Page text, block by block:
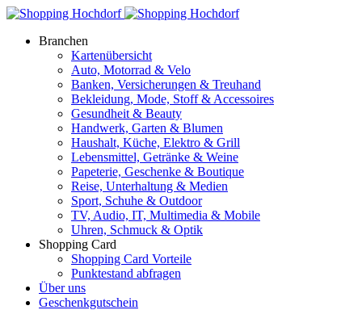
Branchen
Kartenübersicht
Auto, Motorrad & Velo
Banken, Versicherungen & Treuhand
Bekleidung, Mode, Stoff & Accessoires
Gesundheit & Beauty
Handwerk, Garten & Blumen
Haushalt, Küche, Elektro & Grill
Lebensmittel, Getränke & Weine
Papeterie, Geschenke & Boutique
Reise, Unterhaltung & Medien
Sport, Schuhe & Outdoor
TV, Audio, IT, Multimedia & Mobile
Uhren, Schmuck & Optik
Shopping Card
Shopping Card Vorteile
Punktestand abfragen
Über uns
Geschenkgutschein